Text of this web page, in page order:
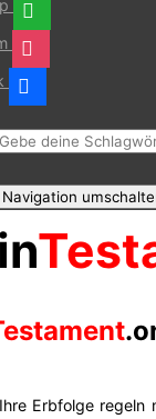
Erbfolge regeln